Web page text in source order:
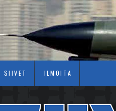
SIIVET ILMOITA